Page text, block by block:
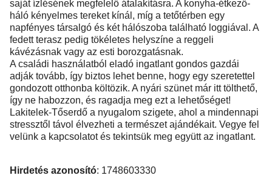
saját ízlésének megfelelő átalakításra. A konyha-étkező-
háló kényelmes tereket kínál, míg a tetőtérben egy
napfényes társalgó és két hálószoba található loggiával. A
fedett terasz pedig tökéletes helyszíne a reggeli
kávézásnak vagy az esti borozgatásnak.
A családi használatból eladó ingatlant gondos gazdái
adják tovább, így biztos lehet benne, hogy egy szeretettel
gondozott otthonba költözik. A nyári szünet már itt tölthető,
így ne habozzon, és ragadja meg ezt a lehetőséget!
Lakitelek-Tőserdő a nyugalom szigete, ahol a mindennapi
stressztől távol élvezheti a természet ajándékait. Vegye fel
velünk a kapcsolatot és tekintsük meg együtt az ingatlant.
Hirdetés azonosító: 1748603330